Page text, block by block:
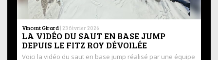
Vincent Girard | 23 février 2026
LA VIDÉO DU SAUT EN BASE JUMP
DEPUIS LE FITZ ROY DÉVOILÉE
Voici la vidéo du saut en base jump réalisé par une équipe